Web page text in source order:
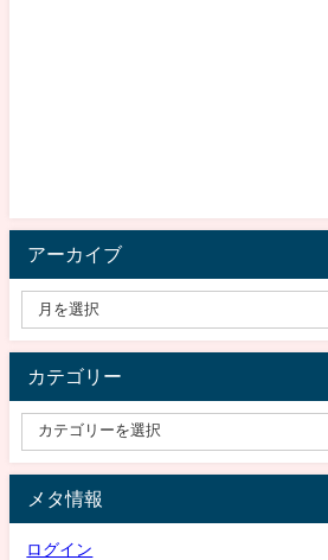
アーカイブ
カテゴリー
メタ情報
ログイン